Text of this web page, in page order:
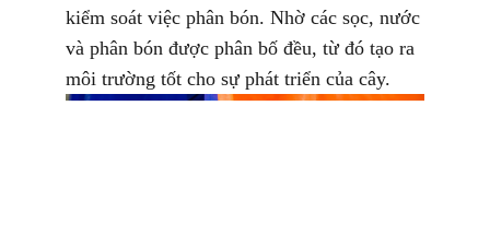
kiểm soát việc phân bón. Nhờ các sọc, nước
và phân bón được phân bố đều, từ đó tạo ra
môi trường tốt cho sự phát triển của cây.